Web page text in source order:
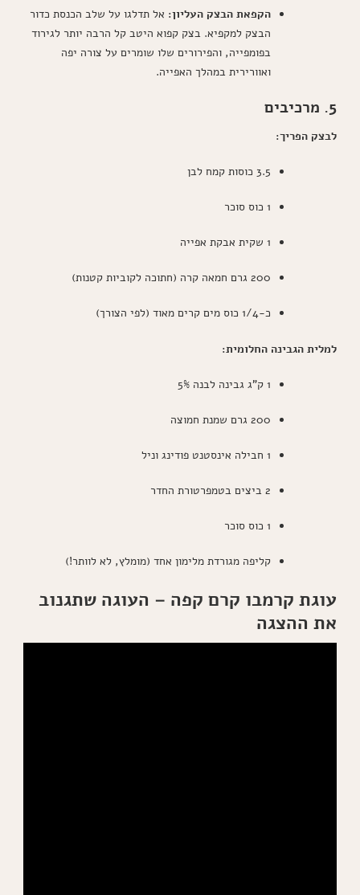
הקפאת הבצק העליון: אל תדלגו על שלב הכנסת כדור
הבצק למקפיא. בצק קפוא היטב קל הרבה יותר לגירוד
בפומפייה, והפירורים שלו שומרים על צורה יפה
ואוורירית במהלך האפייה.
5. מרכיבים
לבצק הפריך:
3.5 כוסות קמח לבן
1 כוס סוכר
1 שקית אבקת אפייה
200 גרם חמאה קרה (חתוכה לקוביות קטנות)
כ-1/4 כוס מים קרים מאוד (לפי הצורך)
למלית הגבינה החלומית:
1 ק"ג גבינה לבנה 5%
200 גרם שמנת חמוצה
1 חבילה אינסטנט פודינג וניל
2 ביצים בטמפרטורת החדר
1 כוס סוכר
קליפה מגורדת מלימון אחד (מומלץ, לא לוותר!)
עוגת קרמבו קרם קפה – העוגה שתגנוב
את ההצגה